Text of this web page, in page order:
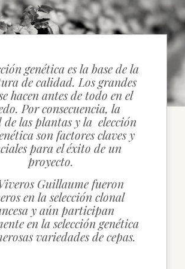
genética es la base de la
de calidad. Los grandes
hacen antes de todo en el
Por consecuencia, la
las plantas y la elección
son factores claves y
para el éxito de un
proyecto.
Guillaume fueron
en la selección clonal
y aún participan
en la selección genética
variedades de cepas.